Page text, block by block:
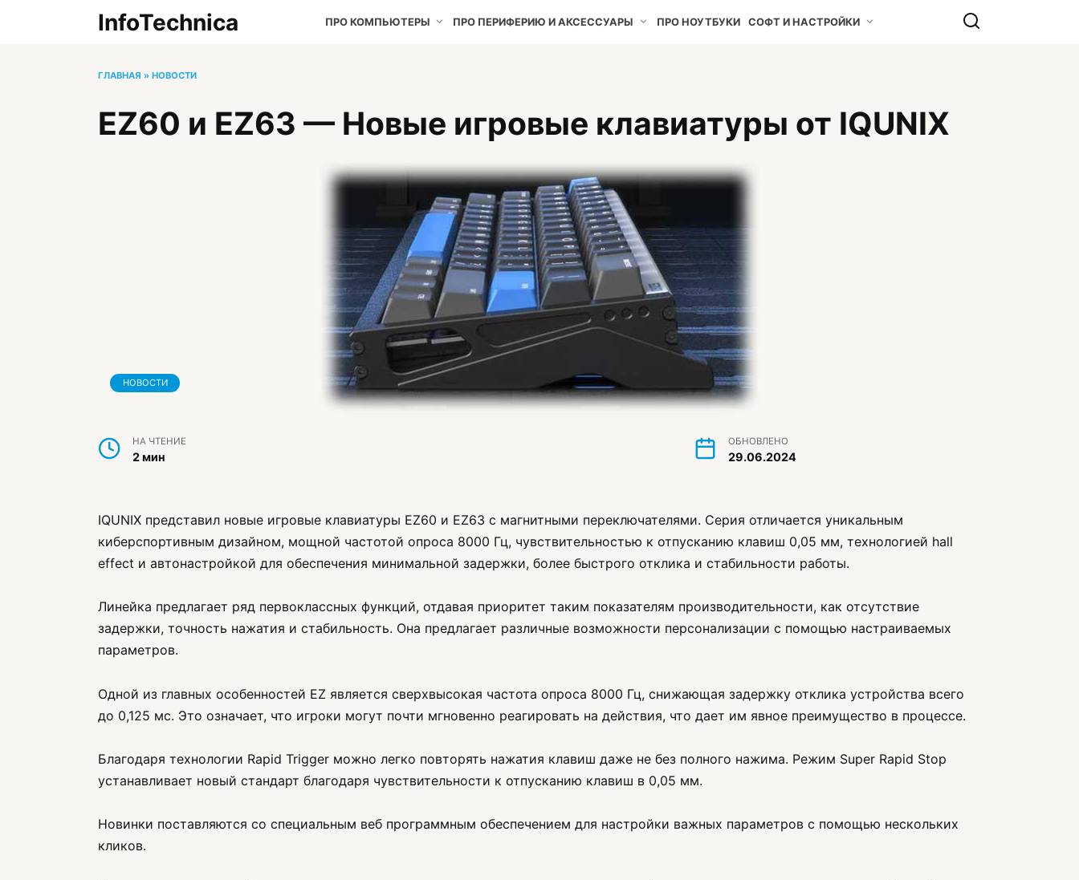
InfoTechnica ПРО КОМПЬЮТЕРЫ ПРО ПЕРИФЕРИЮ И АКСЕССУАРЫ ПРО НОУТБУКИ СОФТ И НАСТРОЙКИ
ГЛАВНАЯ » НОВОСТИ
EZ60 и EZ63 — Новые игровые клавиатуры от IQUNIX
НОВОСТИ
НА ЧТЕНИЕ
2 мин
ОБНОВЛЕНО
29.06.2024
IQUNIX представил новые игровые клавиатуры EZ60 и EZ63 с магнитными переключателями. Серия отличается уникальным
киберспортивным дизайном, мощной частотой опроса 8000 Гц, чувствительностью к отпусканию клавиш 0,05 мм, технологией hall
effect и автонастройкой для обеспечения минимальной задержки, более быстрого отклика и стабильности работы.
Линейка предлагает ряд первоклассных функций, отдавая приоритет таким показателям производительности, как отсутствие
задержки, точность нажатия и стабильность. Она предлагает различные возможности персонализации с помощью настраиваемых
параметров.
Одной из главных особенностей EZ является сверхвысокая частота опроса 8000 Гц, снижающая задержку отклика устройства всего
до 0,125 мс. Это означает, что игроки могут почти мгновенно реагировать на действия, что дает им явное преимущество в процессе.
Благодаря технологии Rapid Trigger можно легко повторять нажатия клавиш даже не без полного нажима. Режим Super Rapid Stop
устанавливает новый стандарт благодаря чувствительности к отпусканию клавиш в 0,05 мм.
Новинки поставляются со специальным веб программным обеспечением для настройки важных параметров с помощью нескольких
кликов.